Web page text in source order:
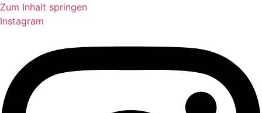
Zum Inhalt springen
Instagram